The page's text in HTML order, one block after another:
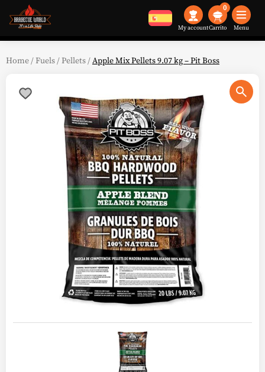
My account
0
Menu
Home /Fuels /Pellets /Apple Mix Pellets 9.07 kg – Pit Boss